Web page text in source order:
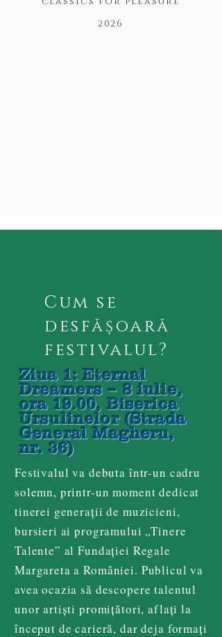
2026
Cum se
desfășoară
festivalul?
Ziua 1: Eternal
Dreamers – 8 iulie,
ora 19.00, Biserica
Ursulinelor (Strada
General Magheru,
nr. 36)
Festivalul va debuta într-un cadru
solemn, printr-un moment dedicat
tinerei generații de muzicieni,
bursieri ai programului „Tinere
Talente” al Fundației Regale
Margareta a României. Publicul va
avea ocazia să descopere talentul
unor artiști promițători, aflați la
început de carieră, dar deja formați